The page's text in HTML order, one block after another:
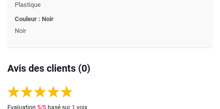
Plastique
Couleur : Noir
Noir
Avis des clients (0)
Evaluation 5/5 basé sur 1 voix